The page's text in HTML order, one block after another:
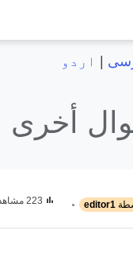
اردو
أخرى
editor1 223 مشاهدات